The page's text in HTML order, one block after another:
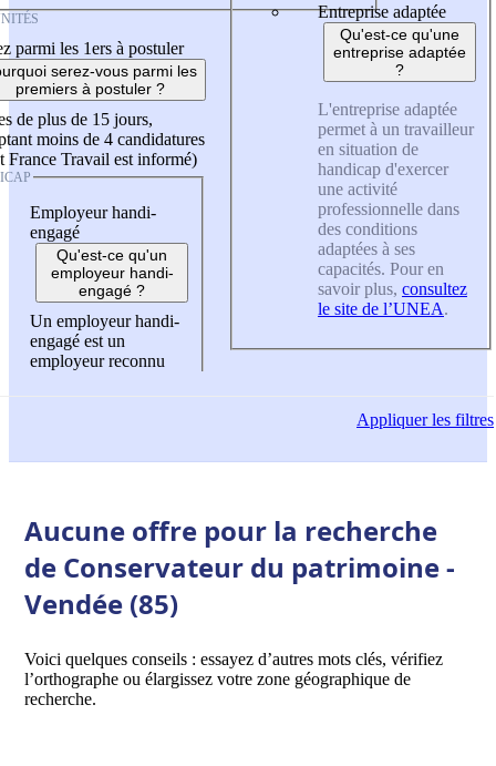
parmi les 1ers à postuler
serez-vous parmi les
premiers à postuler ?
de plus de 15 jours,
moins de 4 candidatures
France Travail est informé)
Employeur handi-
engagé
Qu'est-ce qu'un
employeur handi-
engagé ?
Un employeur handi-
engagé est un
employeur reconnu
Entreprise adaptée
Qu'est-ce qu'une
entreprise adaptée
?
L'entreprise adaptée
permet à un travailleur
en situation de
handicap d'exercer
une activité
professionnelle dans
des conditions
adaptées à ses
capacités. Pour en
savoir plus, consultez
le site de l’UNEA.
Appliquerles filtres
Aucune offre pour la recherche
de Conservateur du patrimoine -
Vendée (85)
Voici quelques conseils : essayez d’autres mots clés, vérifiez
l’orthographe ou élargissez votre zone géographique de
recherche.